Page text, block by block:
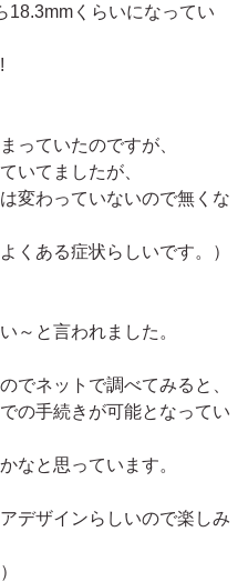
18.3mmくらいになってい
っていたのですが、
いてましたが、
変わっていないので無くな
くある症状らしいです。）
～と言われました。
でネットで調べてみると、
の手続きが可能となってい
なと思っています。
デザインらしいので楽しみ